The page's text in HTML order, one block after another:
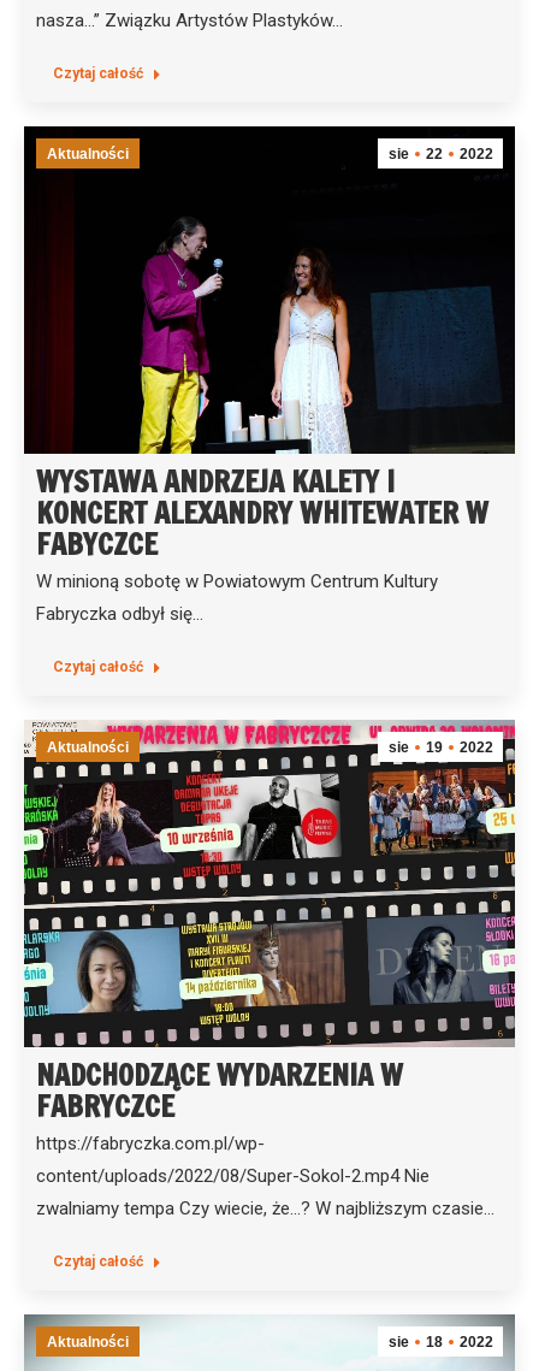
nasza…” Związku Artystów Plastyków…
Czytaj całość
sie 22 2022
Aktualności
WYSTAWA ANDRZEJA KALETY I
KONCERT ALEXANDRY WHITEWATER W
FABYCZCE
W minioną sobotę w Powiatowym Centrum Kultury
Fabryczka odbył się…
Czytaj całość
sie 19 2022
Aktualności
NADCHODZĄCE WYDARZENIA W
FABRYCZCE
https://fabryczka.com.pl/wp-
content/uploads/2022/08/Super-Sokol-2.mp4 Nie
zwalniamy tempa Czy wiecie, że…? W najbliższym czasie…
Czytaj całość
sie 18 2022
Aktualności